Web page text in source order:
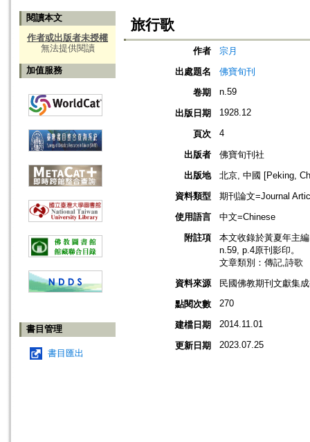
閱讀本文
作者或出版者未授權
無法提供閱讀
加值服務
書目管理
書目匯出
旅行歌
作者
宗月
出處題名
佛寶旬刊
卷期
n.59
出版日期 1928.12
頁次 4
出版者
佛寶旬刊社
出版地
北京, 中國 [Peking,
資料類型
期刊論文=Journal
使用語言
中文=Chinese
附註項
本文收錄於黃夏年主
n.59, p.4原刊影印。
文章類別：傳記,詩歌
資料來源
民國佛教期刊文獻集
點閱次數
270
建檔日期 2014.11.01
更新日期 2023.07.25